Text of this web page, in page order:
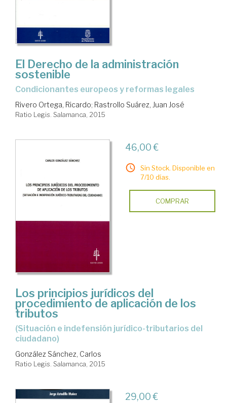
El Derecho de la administración
sostenible
condicionantes europeos y reformas legales
Rivero Ortega, Ricardo; Rastrollo Suárez, Juan José
Ratio Legis. Salamanca, 2015
46,00 €
Sin Stock. Disponible en
7/10 días.
COMPRAR
Los principios jurídicos del
procedimiento de aplicación de los
tributos
(situación e indefensión jurídico-tributarios del
ciudadano)
González Sánchez, Carlos
Ratio Legis. Salamanca, 2015
29,00 €